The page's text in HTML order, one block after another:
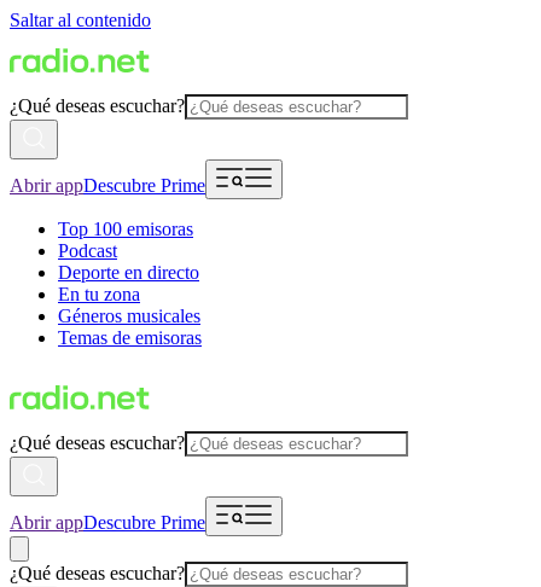
Saltar al contenido
¿Qué deseas escuchar?
Abrir appDescubre Prime
Top 100 emisoras
Podcast
Deporte en directo
En tu zona
Géneros musicales
Temas de emisoras
¿Qué deseas escuchar?
Abrir appDescubre Prime
¿Qué deseas escuchar?